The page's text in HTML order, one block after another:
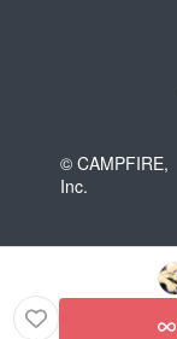
© CAMPFIRE,
Inc.